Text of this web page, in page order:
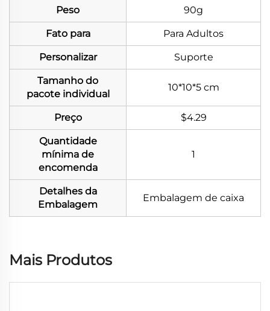
Peso 90g
Fato para Para Adultos
Personalizar Suporte
Tamanho do
pacote individual
10*10*5 cm
Preço $4.29
Quantidade
mínima de
encomenda
1
Detalhes da
Embalagem
Embalagem de caixa
Mais Produtos